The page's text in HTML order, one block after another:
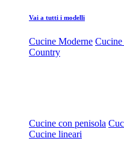
Vai a tutti i modelli
Cucine Moderne
Country
Cucine con penisola
Cucine lineari